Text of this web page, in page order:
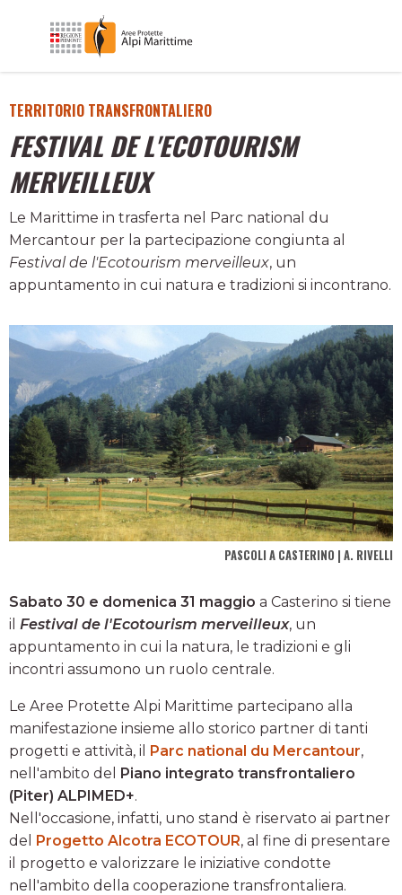
TERRITORIO TRANSFRONTALIERO
FESTIVAL DE L'ECOTOURISM
MERVEILLEUX
Le Marittime in trasferta nel Parc national du
Mercantour per la partecipazione congiunta al
Festival de l'Ecotourism merveilleux, un
appuntamento in cui natura e tradizioni si incontrano.
PASCOLI A CASTERINO | A. RIVELLI
Sabato 30 e domenica 31 maggio a Casterino si tiene
il Festival de l'Ecotourism merveilleux, un
appuntamento in cui la natura, le tradizioni e gli
incontri assumono un ruolo centrale.
Le Aree Protette Alpi Marittime partecipano alla
manifestazione insieme allo storico partner di tanti
progetti e attività, il Parc national du Mercantour,
nell'ambito del Piano integrato transfrontaliero
(Piter) ALPIMED+.
Nell'occasione, infatti, uno stand è riservato ai partner
del Progetto Alcotra ECOTOUR, al fine di presentare
il progetto e valorizzare le iniziative condotte
nell'ambito della cooperazione transfrontaliera.